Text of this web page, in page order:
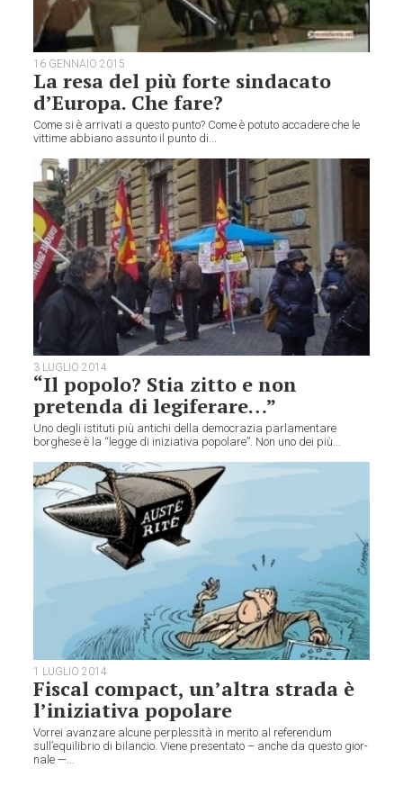
16 GENNAIO 2015
La resa del più forte sindacato
d’Europa. Che fare?
Come si è arrivati a questo punto? Come è potuto accadere che le
vittime abbiano assunto il punto di...
3 LUGLIO 2014
“Il popolo? Stia zitto e non
pretenda di legiferare…”
Uno degli istituti più antichi della democrazia parlamentare
borghese è la “legge di iniziativa popolare”. Non uno dei più...
1 LUGLIO 2014
Fiscal compact, un’altra strada è
l’iniziativa popolare
Vor­rei avan­zare alcune per­ples­sità in merito al refe­ren­dum
sull’equilibrio di bilan­cio. Viene pre­sen­tato – anche da que­sto gior­
nale —...